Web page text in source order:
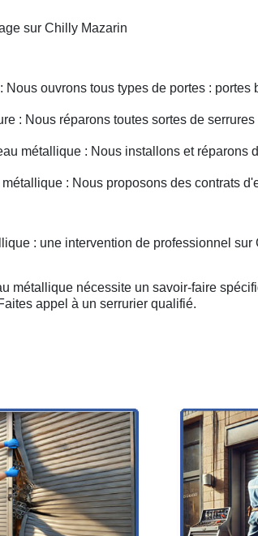
sur Chilly Mazarin
Nous ouvrons tous types de portes :
: Nous réparons toutes sortes de
métallique : Nous installons et réparons
: Nous proposons des contrats
: une intervention de professionnel sur
métallique nécessite un savoir-faire
appel à un serrurier qualifié.